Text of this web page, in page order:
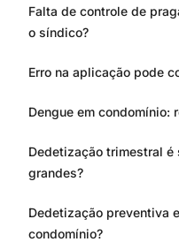
Falta de controle de
o síndico?
Erro na aplicação pode
Dengue em condomínio:
Dedetização trimestral
grandes?
Dedetização preventiva
condomínio?